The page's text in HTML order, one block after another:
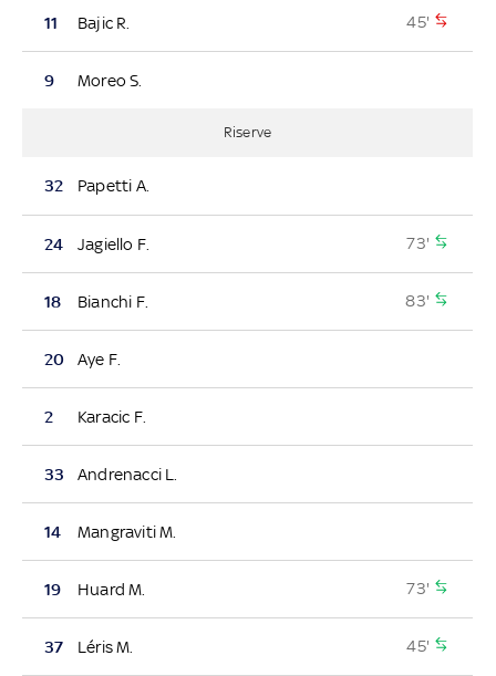
11 Bajic R. 45'
9 Moreo S.
Riserve
32 Papetti A.
24 Jagiello F. 73'
18 Bianchi F. 83'
20 Aye F.
2 Karacic F.
33 Andrenacci L.
14 Mangraviti M.
19 Huard M. 73'
37 Léris M. 45'